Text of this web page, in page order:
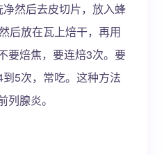
然后去皮切片，放入蜂
后放在瓦上焙干，再用
要焙焦，要连焙3次。要
5次，常吃。这种方法
腺炎。